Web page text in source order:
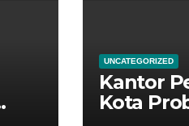
UNCATEGORIZED
Kantor
Kota